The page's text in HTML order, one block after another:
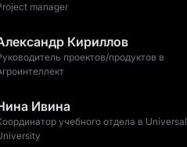
manager
Кириллов
проектов/продуктов в
Ивина
учебного отдела в Universal